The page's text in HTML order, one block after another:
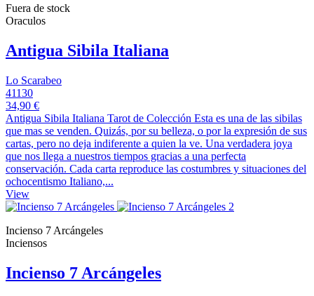
Fuera de stock
Oraculos
Antigua Sibila Italiana
Lo Scarabeo
41130
34,90 €
Antigua Sibila Italiana Tarot de Colección Esta es una de las sibilas
que mas se venden. Quizás, por su belleza, o por la expresión de sus
cartas, pero no deja indiferente a quien la ve. Una verdadera joya
que nos llega a nuestros tiempos gracias a una perfecta
conservación. Cada carta reproduce las costumbres y situaciones del
ochocentismo Italiano,...
View
Incienso 7 Arcángeles
Inciensos
Incienso 7 Arcángeles